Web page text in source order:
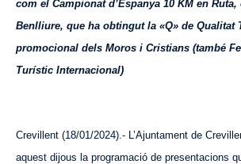
com el Campionat d’Espanya 10 KM en
Benlliure, que ha obtingut la «Q» de Qualitat
promocional dels Moros i Cristians (també
Turístic Internacional)
Crevillent (18/01/2024).- L’Ajuntament de
aquest dijous la programació de presentacions